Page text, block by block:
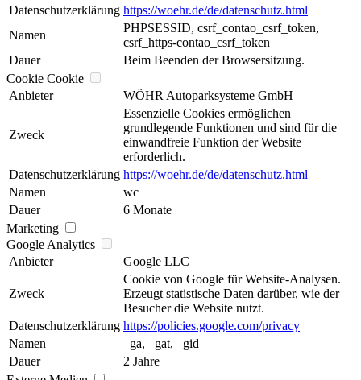
Datenschutzerklärung https://woehr.de/de/datenschutz.html
Namen
PHPSESSID, csrf_contao_csrf_token,
csrf_https-contao_csrf_token
Dauer
Beim Beenden der Browsersitzung.
Cookie Cookie
Anbieter
WÖHR Autoparksysteme GmbH
Zweck
Essenzielle Cookies ermöglichen
grundlegende Funktionen und sind für die
einwandfreie Funktion der Website
erforderlich.
Datenschutzerklärung https://woehr.de/de/datenschutz.html
Namen
wc
Dauer
6 Monate
Marketing
Google Analytics
Anbieter
Google LLC
Zweck
Cookie von Google für Website-Analysen.
Erzeugt statistische Daten darüber, wie der
Besucher die Website nutzt.
Datenschutzerklärung https://policies.google.com/privacy
Namen
_ga, _gat, _gid
Dauer
2 Jahre